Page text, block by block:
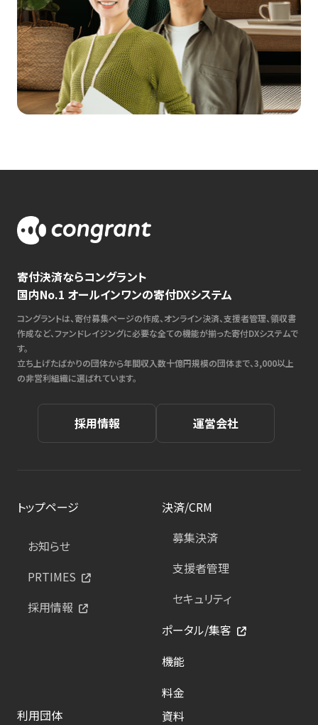
寄付決済ならコングラント
国内No.1 オールインワンの寄付DXシステム
コングラントは、寄付募集ページの作成、オンライン決済、支援者管理、領収書
作成など、ファンドレイジングに必要な全ての機能が揃った寄付DXシステムで
す。
立ち上げたばかりの団体から年間収入数十億円規模の団体まで、3,000以上
の非営利組織に選ばれています。
採用情報 運営会社
トップページ
お知らせ
PRTIMES
採用情報
決済/CRM
募集決済
支援者管理
セキュリティ
ポータル/集客
機能
料金
利用団体
資料